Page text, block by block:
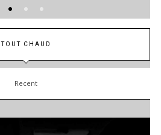
TOUT CHAUD
Recent